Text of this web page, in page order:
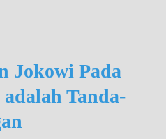
Jokowi Pada
Tanda-